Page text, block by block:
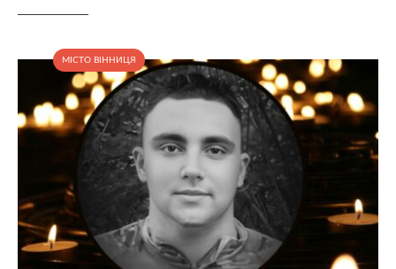
МІСТО ВІННИЦЯ